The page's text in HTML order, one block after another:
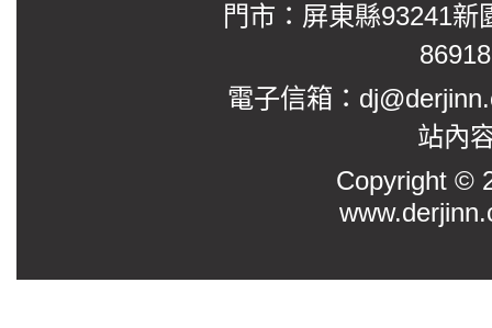
門市：屏東縣93241
電子信箱：
站內
Copyright ©